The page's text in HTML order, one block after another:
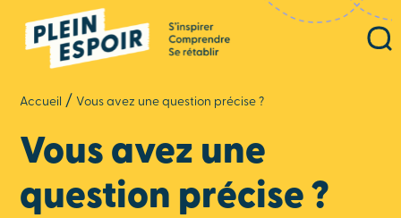
Accueil /Vous avez une question précise ?
Vous avez une
question précise ?
Panneau de gestion des cookies